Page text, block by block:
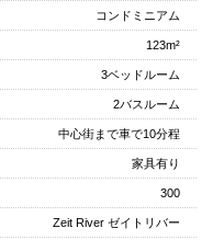
コンドミニアム
123m²
3ベッドルーム
2バスルーム
中心街まで車で10分程
家具有り
300
Zeit River ゼイトリバー